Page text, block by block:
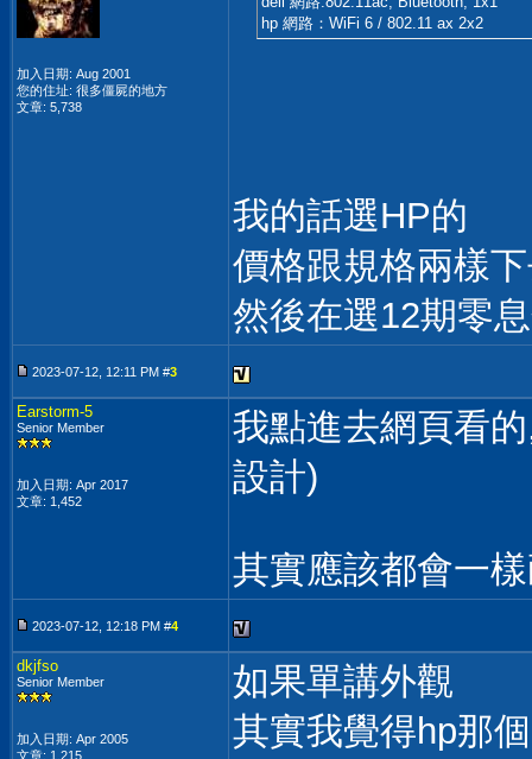
加入日期: Aug 2001
您的住址: 很多僵屍的地方
文章: 5,738
hp 網路：WiFi 6 / 802.11 ax 2x2
我的話選HP的
價格跟規格兩樣
然後在選12期零
2023-07-12, 12:11 PM #3
Earstorm-5
Senior Member
加入日期: Apr 2017
文章: 1,452
我點進去網頁看
設計)
其實應該都會一
2023-07-12, 12:18 PM #4
dkjfso
Senior Member
加入日期: Apr 2005
文章: 1,215
如果單講外觀
其實我覺得hp那